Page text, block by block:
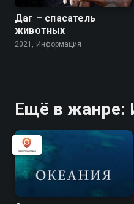
Даг – спасатель
животных
2021, Информация
Ещё в жанре: